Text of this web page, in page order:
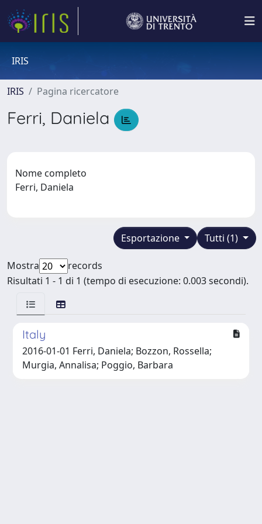
IRIS
IRIS Pagina ricercatore
Ferri, Daniela
Nome completo
Ferri, Daniela
Tutti (1)
Esportazione
Mostra
records
Risultati 1 - 1 di 1 (tempo di esecuzione: 0.003 secondi).
Italy
2016-01-01 Ferri, Daniela; Bozzon, Rossella;
Murgia, Annalisa; Poggio, Barbara